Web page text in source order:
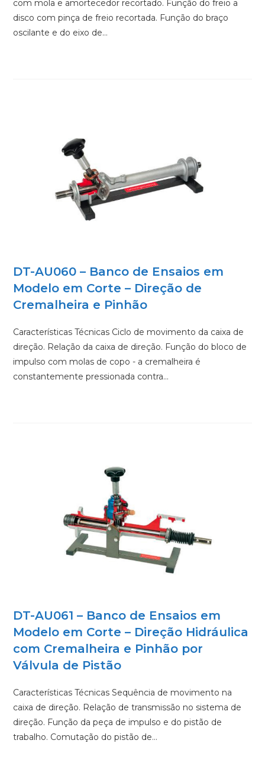
com mola e amortecedor recortado. Função do freio a
disco com pinça de freio recortada. Função do braço
oscilante e do eixo de…
DT-AU060 – Banco de Ensaios em
Modelo em Corte – Direção de
Cremalheira e Pinhão
Características Técnicas Ciclo de movimento da caixa de
direção. Relação da caixa de direção. Função do bloco de
impulso com molas de copo - a cremalheira é
constantemente pressionada contra…
DT-AU061 – Banco de Ensaios em
Modelo em Corte – Direção Hidráulica
com Cremalheira e Pinhão por
Válvula de Pistão
Características Técnicas Sequência de movimento na
caixa de direção. Relação de transmissão no sistema de
direção. Função da peça de impulso e do pistão de
trabalho. Comutação do pistão de…